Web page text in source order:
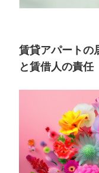
賃貸アパートの
と賃借人の責任